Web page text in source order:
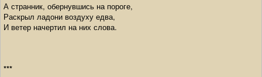
А странник, обернувшись на пороге,
Раскрыл ладони воздуху едва,
И ветер начертил на них слова.
***